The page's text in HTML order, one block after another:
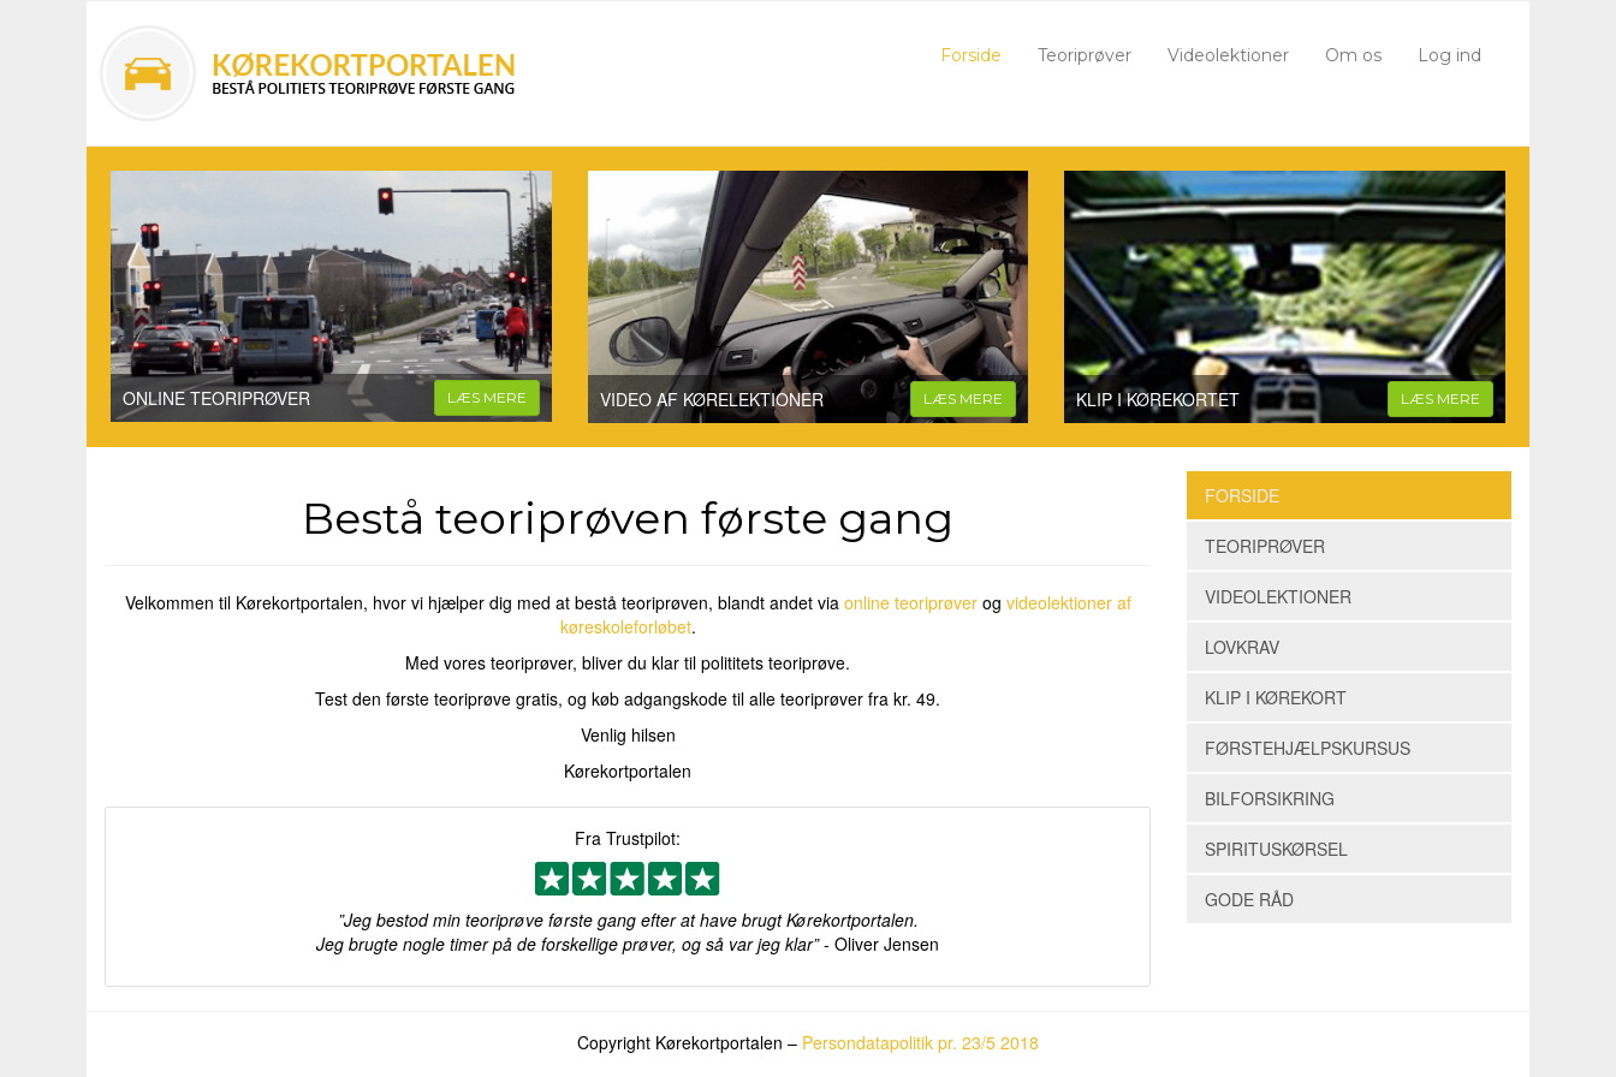
Forside Teoriprøver Videolektioner Om os Log ind
ONLINE TEORIPRØVER LÆS MERE VIDEO AF KØRELEKTIONER LÆS MERE KLIP I KØREKORTET LÆS MERE
Bestå teoriprøven første gang
Velkommen til Kørekortportalen, hvor vi hjælper dig med at bestå teoriprøven, blandt andet via online teoriprøverog videolektioner af
køreskoleforløbet.
Med vores teoriprøver, bliver du klar til polititets teoriprøve.
Test den første teoriprøve gratis, og køb adgangskode til alle teoriprøver fra kr. 49.
Venlig hilsen
Kørekortportalen
Fra Trustpilot:
”Jeg bestod min teoriprøve første gang efter at have brugt Kørekortportalen.
Jeg brugte nogle timer på de forskellige prøver, og så var jeg klar”- Oliver Jensen
FORSIDE
TEORIPRØVER
VIDEOLEKTIONER
LOVKRAV
KLIP I KØREKORT
FØRSTEHJÆLPSKURSUS
BILFORSIKRING
SPIRITUSKØRSEL
GODE RÅD
Copyright Kørekortportalen – Persondatapolitik pr. 23/5 2018